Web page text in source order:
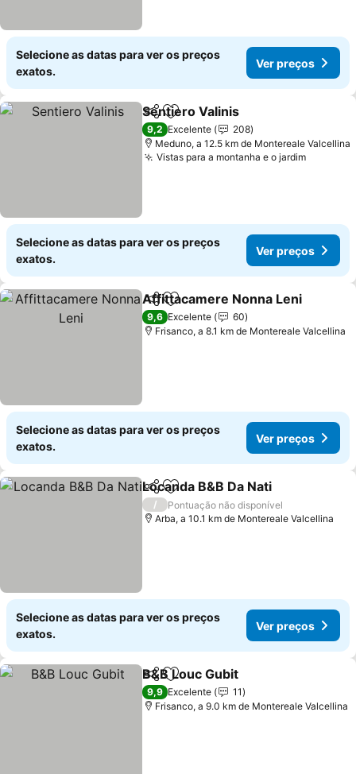
Selecione as datas para ver os preços
exatos.
Ver preços
PartilharAdicionar aos favoritos
Sentiero Valinis
9,2 Excelente
208
Meduno, a 12.5 km de Montereale Valcellina
Vistas para a montanha e o jardim
Selecione as datas para ver os preços
exatos.
Ver preços
PartilharAdicionar aos favoritos
Affittacamere Nonna Leni
9,6 Excelente
60
Frisanco, a 8.1 km de Montereale Valcellina
Selecione as datas para ver os preços
exatos.
Ver preços
PartilharAdicionar aos favoritos
Locanda B&B Da Nati
/
Pontuação não disponível
Arba, a 10.1 km de Montereale Valcellina
Selecione as datas para ver os preços
exatos.
Ver preços
PartilharAdicionar aos favoritos
B&B Louc Gubit
9,9 Excelente
11
Frisanco, a 9.0 km de Montereale Valcellina